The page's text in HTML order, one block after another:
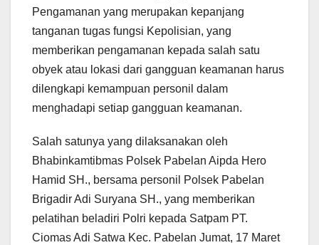
Pengamanan yang merupakan kepanjang
tanganan tugas fungsi Kepolisian, yang
memberikan pengamanan kepada salah satu
obyek atau lokasi dari gangguan keamanan harus
dilengkapi kemampuan personil dalam
menghadapi setiap gangguan keamanan.
Salah satunya yang dilaksanakan oleh
Bhabinkamtibmas Polsek Pabelan Aipda Hero
Hamid SH., bersama personil Polsek Pabelan
Brigadir Adi Suryana SH., yang memberikan
pelatihan beladiri Polri kepada Satpam PT.
Ciomas Adi Satwa Kec. Pabelan Jumat, 17 Maret